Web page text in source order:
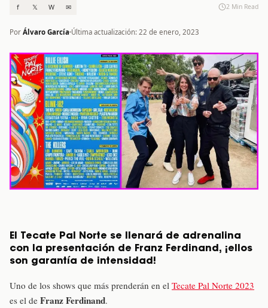
f 𝕏 W ✉ 2 Min Read
Por Álvaro García Última actualización: 22 de enero, 2023
El Tecate Pal Norte se llenará de adrenalina
con la presentación de Franz Ferdinand, ¡ellos
son garantía de intensidad!
Uno de los shows que más prenderán en el Tecate Pal Norte 2023
es el de Franz Ferdinand.